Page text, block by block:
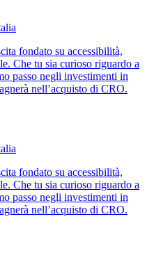
fondato su accessibilità,
Che tu sia curioso riguardo a
passo negli investimenti in
nell’acquisto di CRO.
fondato su accessibilità,
Che tu sia curioso riguardo a
passo negli investimenti in
nell’acquisto di CRO.